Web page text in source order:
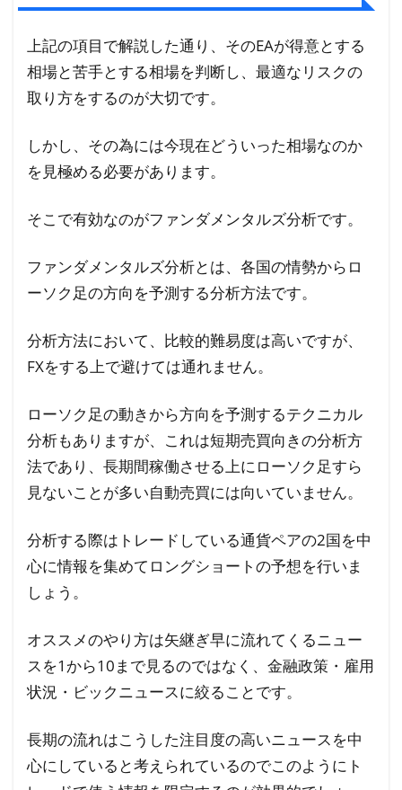
上記の項目で解説した通り、そのEAが得意とする
相場と苦手とする相場を判断し、最適なリスクの
取り方をするのが大切です。
しかし、その為には今現在どういった相場なのか
を見極める必要があります。
そこで有効なのがファンダメンタルズ分析です。
ファンダメンタルズ分析とは、各国の情勢からロ
ーソク足の方向を予測する分析方法です。
分析方法において、比較的難易度は高いですが、
FXをする上で避けては通れません。
ローソク足の動きから方向を予測するテクニカル
分析もありますが、これは短期売買向きの分析方
法であり、長期間稼働させる上にローソク足すら
見ないことが多い自動売買には向いていません。
分析する際はトレードしている通貨ペアの2国を中
心に情報を集めてロングショートの予想を行いま
しょう。
オススメのやり方は矢継ぎ早に流れてくるニュー
スを1から10まで見るのではなく、金融政策・雇用
状況・ビックニュースに絞ることです。
長期の流れはこうした注目度の高いニュースを中
心にしていると考えられているのでこのようにト